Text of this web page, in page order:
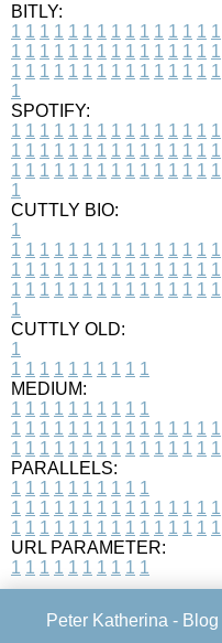
BITLY:
1 1 1 1 1 1 1 1 1 1 1 1 1 1 1
1 1 1 1 1 1 1 1 1 1 1 1 1 1 1
1 1 1 1 1 1 1 1 1 1 1 1 1 1 1
1
SPOTIFY:
1 1 1 1 1 1 1 1 1 1 1 1 1 1 1
1 1 1 1 1 1 1 1 1 1 1 1 1 1 1
1 1 1 1 1 1 1 1 1 1 1 1 1 1 1
1
CUTTLY BIO:
1
1 1 1 1 1 1 1 1 1 1 1 1 1 1 1
1 1 1 1 1 1 1 1 1 1 1 1 1 1 1
1 1 1 1 1 1 1 1 1 1 1 1 1 1 1
1
CUTTLY OLD:
1
1 1 1 1 1 1 1 1 1 1
MEDIUM:
1 1 1 1 1 1 1 1 1 1
1 1 1 1 1 1 1 1 1 1 1 1 1 1 1
1 1 1 1 1 1 1 1 1 1 1 1 1 1 1
PARALLELS:
1 1 1 1 1 1 1 1 1 1
1 1 1 1 1 1 1 1 1 1 1 1 1 1 1
1 1 1 1 1 1 1 1 1 1 1 1 1 1 1
URL PARAMETER:
1 1 1 1 1 1 1 1 1 1
Peter Katherina - Blog